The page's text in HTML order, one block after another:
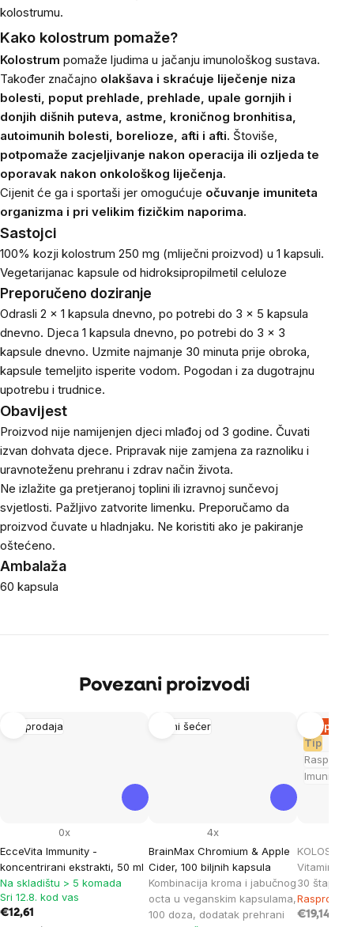
kolostrumu.
Kako kolostrum pomaže?
Kolostrum pomaže ljudima u jačanju imunološkog sustava.
Također značajno olakšava i skraćuje liječenje niza
bolesti, poput prehlade, prehlade, upale gornjih i
donjih dišnih puteva, astme, kroničnog bronhitisa,
autoimunih bolesti, borelioze, afti i afti. Štoviše,
potpomaže zacjeljivanje nakon operacija ili ozljeda te
oporavak nakon onkološkog liječenja.
Cijenit će ga i sportaši jer omogućuje očuvanje imuniteta
organizma i pri velikim fizičkim naporima.
Sastojci
100% kozji kolostrum 250 mg (mliječni proizvod) u 1 kapsuli.
Vegetarijanac kapsule od hidroksipropilmetil celuloze
Preporučeno doziranje
Odrasli 2 x 1 kapsula dnevno, po potrebi do 3 x 5 kapsula
dnevno. Djeca 1 kapsula dnevno, po potrebi do 3 x 3
kapsule dnevno. Uzmite najmanje 30 minuta prije obroka,
kapsule temeljito isperite vodom. Pogodan i za dugotrajnu
upotrebu i trudnice.
Obavijest
Proizvod nije namijenjen djeci mlađoj od 3 godine. Čuvati
izvan dohvata djece. Pripravak nije zamjena za raznoliku i
uravnoteženu prehranu i zdrav način života.
Ne izlažite ga pretjeranoj toplini ili izravnoj sunčevoj
svjetlosti. Pažljivo zatvorite limenku. Preporučamo da
proizvod čuvate u hladnjaku. Ne koristiti ako je pakiranje
oštećeno.
Ambalaža
60 kapsula
Povezani proizvodi
Rasprodaja
EcceVita Immunity -
koncentrirani ekstrakti, 50 ml
0x
Na skladištu > 5 komada
Sri 12.8. kod vas
€12,61
Krvni šećer
BrainMax Chromium & Apple
Cider, 100 biljnih kapsula
Kombinacija kroma i jabučnog
octa u veganskim kapsulama,
100 doza, dodatak prehrani
4x
Tip
Imunitet
Vitamin D3
30 štapića
€19,14